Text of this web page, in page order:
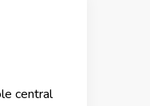
central